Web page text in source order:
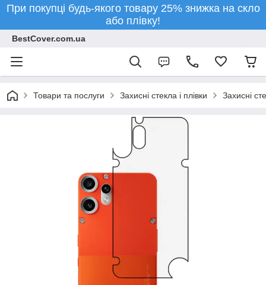
При покупці будь-якого товару 25% знижка на скло
або плівку!
BestCover.com.ua
Товари та послуги Захисні стекла і плівки Захисні